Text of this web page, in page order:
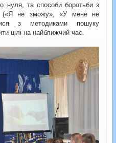
нуля, та способи боротьби з
(«Я не зможу», «У мене не
з методиками пошуку
цілі на найближчий час.